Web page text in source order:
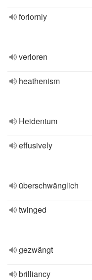
forlornly
verloren
heathenism
Heidentum
effusively
überschwänglich
twinged
gezwängt
brilliancy